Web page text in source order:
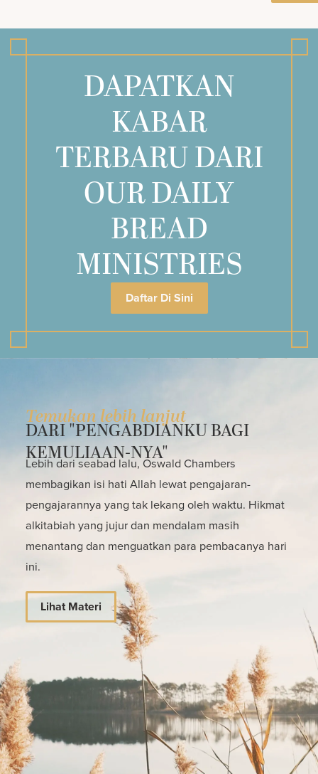
DAPATKAN
KABAR
TERBARU DARI
OUR DAILY
BREAD
MINISTRIES
Daftar Di Sini
Temukan lebih lanjut
DARI "PENGABDIANKU BAGI
KEMULIAAN-NYA"
Lebih dari seabad lalu, Oswald Chambers
membagikan isi hati Allah lewat pengajaran-
pengajarannya yang tak lekang oleh waktu. Hikmat
alkitabiah yang jujur dan mendalam masih
menantang dan menguatkan para pembacanya hari
ini.
Lihat Materi